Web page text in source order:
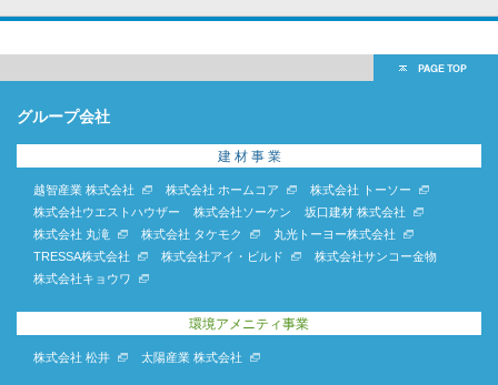
グループ会社
建 材 事 業
越智産業 株式会社 株式会社 ホームコア
株式会社 トーソー
株式会社ウエストハウザー
株式会社ソーケン
坂口建材 株式会社
株式会社 丸滝
株式会社 タケモク
丸光トーヨー株式会社
TRESSA株式会社
株式会社アイ・ビルド
株式会社サンコー金物
株式会社キョウワ
環境アメニティ事業
株式会社 松井 太陽産業 株式会社